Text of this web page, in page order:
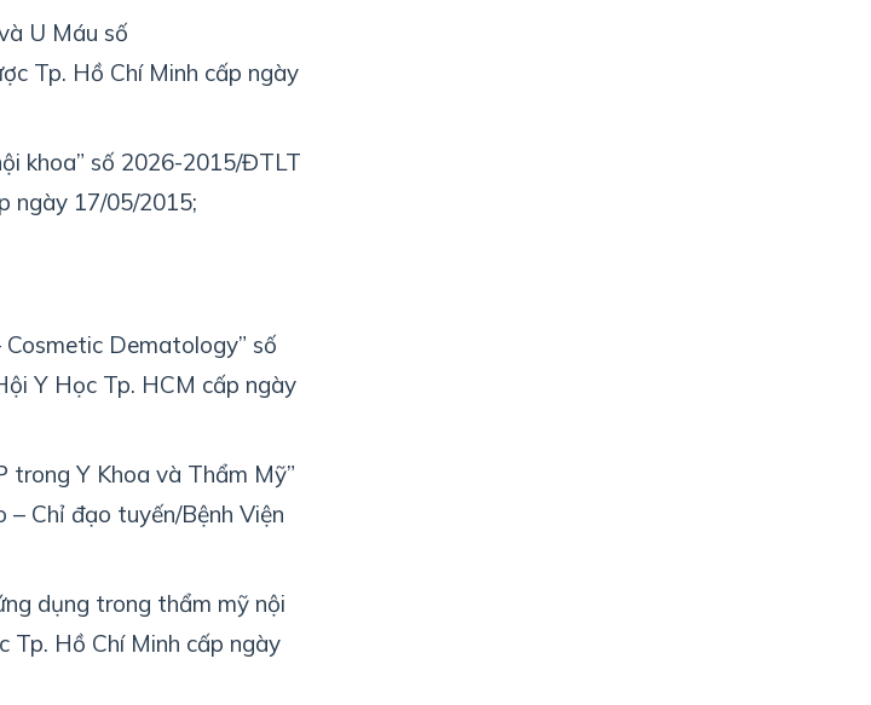
U Máu số
Tp. Hồ Chí Minh cấp ngày
khoa” số 2026-2015/ĐTLT
ngày 17/05/2015;
Dematology” số
Y Học Tp. HCM cấp ngày
trong Y Khoa và Thẩm Mỹ”
Chỉ đạo tuyến/Bệnh Viện
dụng trong thẩm mỹ nội
Hồ Chí Minh cấp ngày